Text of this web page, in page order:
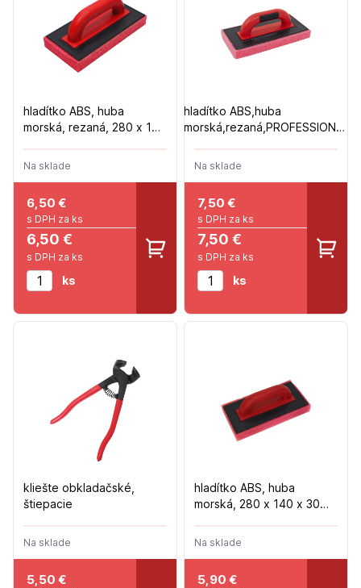
hladítko ABS, huba
morská, rezaná, 280 x 140
Na sklade
6,50 €
s DPH za ks
6,50 €
s DPH za ks
ks
hladítko ABS,huba
morská,rezaná,PROFESSIONAL
Na sklade
7,50 €
s DPH za ks
7,50 €
s DPH za ks
ks
kliešte obkladačské,
štiepacie
Na sklade
5,50 €
hladítko ABS, huba
morská, 280 x 140 x 30
Na sklade
5,90 €